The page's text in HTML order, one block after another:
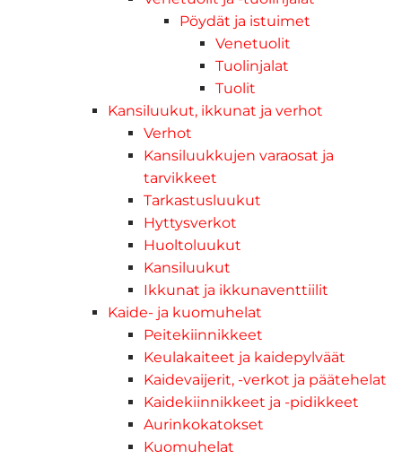
Pöydät ja istuimet
Venetuolit
Tuolinjalat
Tuolit
Kansiluukut, ikkunat ja verhot
Verhot
Kansiluukkujen varaosat ja
tarvikkeet
Tarkastusluukut
Hyttysverkot
Huoltoluukut
Kansiluukut
Ikkunat ja ikkunaventtiilit
Kaide- ja kuomuhelat
Peitekiinnikkeet
Keulakaiteet ja kaidepylväät
Kaidevaijerit, -verkot ja päätehelat
Kaidekiinnikkeet ja -pidikkeet
Aurinkokatokset
Kuomuhelat